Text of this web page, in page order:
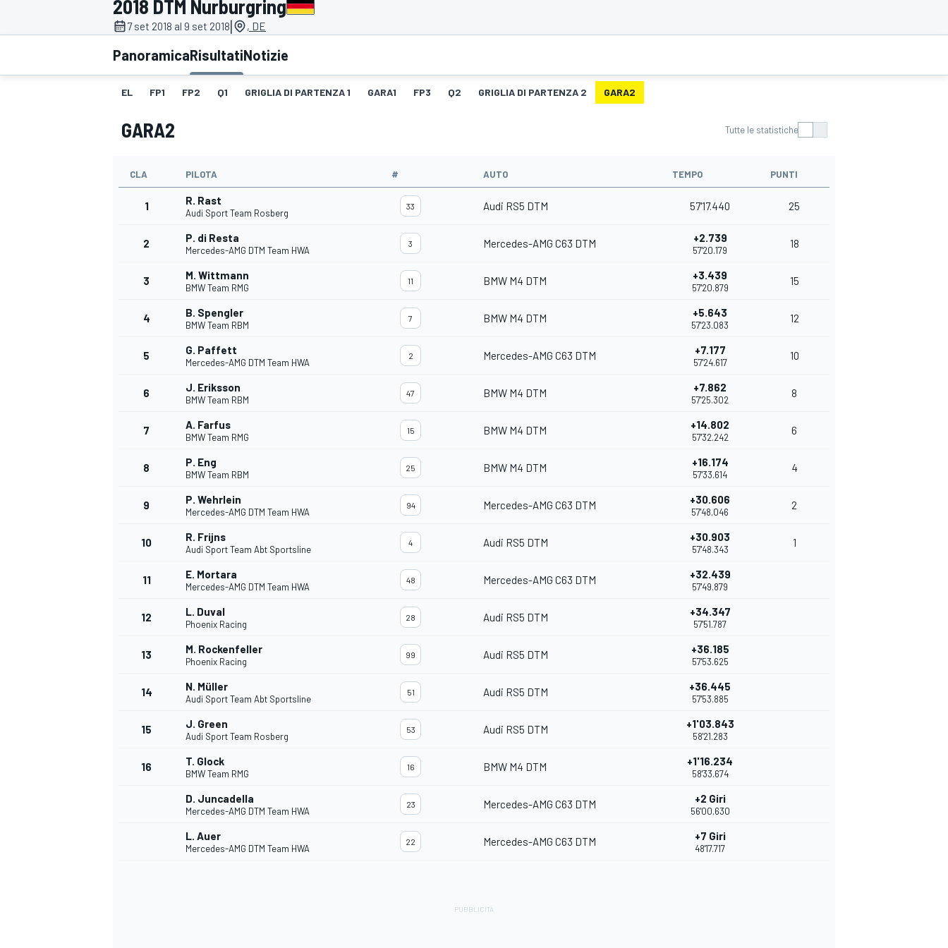
MOTOGP WEC
WRC
MONOPOSTO
2018 DTM Nurburgring
7 set 2018 al 9 set 2018| , DE
PanoramicaRisultatiNotizie
EL FP1 FP2 Q1 GRIGLIA DI PARTENZA 1 GARA1 FP3 Q2 GRIGLIA DI PARTENZA 2 GARA2
GARA2 Tutte le statistiche
CLA PILOTA # AUTO TEMPO PUNTI
1 R. Rast
Audi Sport Team Rosberg
33 Audi RS5 DTM 57'17.440 25
2 P. di Resta
Mercedes-AMG DTM Team HWA
3 Mercedes-AMG C63 DTM +2.739
57'20.179
18
3 M. Wittmann
BMW Team RMG
11 BMW M4 DTM +3.439
57'20.879
15
4 B. Spengler
BMW Team RBM
7 BMW M4 DTM +5.643
57'23.083
12
5 G. Paffett
Mercedes-AMG DTM Team HWA
2 Mercedes-AMG C63 DTM +7.177
57'24.617
10
6 J. Eriksson
BMW Team RBM
47 BMW M4 DTM +7.862
57'25.302
8
7 A. Farfus
BMW Team RMG
15 BMW M4 DTM +14.802
57'32.242
6
8 P. Eng
BMW Team RBM
25 BMW M4 DTM +16.174
57'33.614
4
9 P. Wehrlein
Mercedes-AMG DTM Team HWA
94 Mercedes-AMG C63 DTM +30.606
57'48.046
2
10 R. Frijns
Audi Sport Team Abt Sportsline
4 Audi RS5 DTM +30.903
57'48.343
1
11 E. Mortara
Mercedes-AMG DTM Team HWA
48 Mercedes-AMG C63 DTM +32.439
57'49.879
12 L. Duval
Phoenix Racing
28 Audi RS5 DTM +34.347
57'51.787
13 M. Rockenfeller
Phoenix Racing
99 Audi RS5 DTM +36.185
57'53.625
14 N. Müller
Audi Sport Team Abt Sportsline
51 Audi RS5 DTM +36.445
57'53.885
15 J. Green
Audi Sport Team Rosberg
53 Audi RS5 DTM +1'03.843
58'21.283
16 T. Glock
BMW Team RMG
16 BMW M4 DTM +1'16.234
58'33.674
D. Juncadella
Mercedes-AMG DTM Team HWA
23 Mercedes-AMG C63 DTM +2 Giri
56'00.630
L. Auer
Mercedes-AMG DTM Team HWA
22 Mercedes-AMG C63 DTM +7 Giri
48'17.717